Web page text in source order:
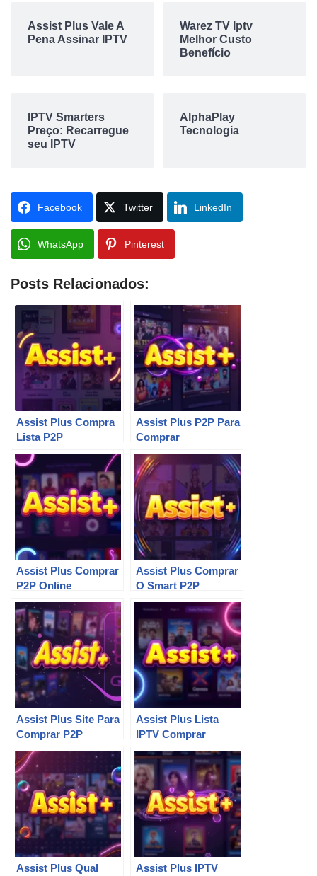
Assist Plus Vale A
Pena Assinar IPTV
Warez TV Iptv
Melhor Custo
Benefício
IPTV Smarters
Preço: Recarregue
seu IPTV
AlphaPlay
Tecnologia
Facebook Twitter LinkedIn
WhatsApp Pinterest
Posts Relacionados:
Assist Plus Compra
Lista P2P
Assist Plus P2P Para
Comprar
Assist Plus Comprar
P2P Online
Assist Plus Comprar
O Smart P2P
Assist Plus Site Para
Comprar P2P
Assist Plus Lista
IPTV Comprar
Assist Plus Qual
Assist Plus IPTV